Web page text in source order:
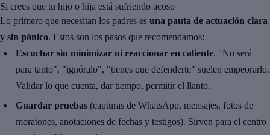
Si crees que tu hijo o hija está sufriendo acoso
Lo primero que necesitan los padres es una pauta de actuación clara
y sin pánico. Estos son los pasos que recomendamos:
Escuchar sin minimizar ni reaccionar en caliente. "No será
para tanto", "ignóralo", "tienes que defenderte" suelen empeorarlo.
Validar lo que cuenta, dar tiempo, permitir el llanto.
Guardar pruebas (capturas de WhatsApp, mensajes, fotos de
moratones, anotaciones de fechas y testigos). Sirven para el centro